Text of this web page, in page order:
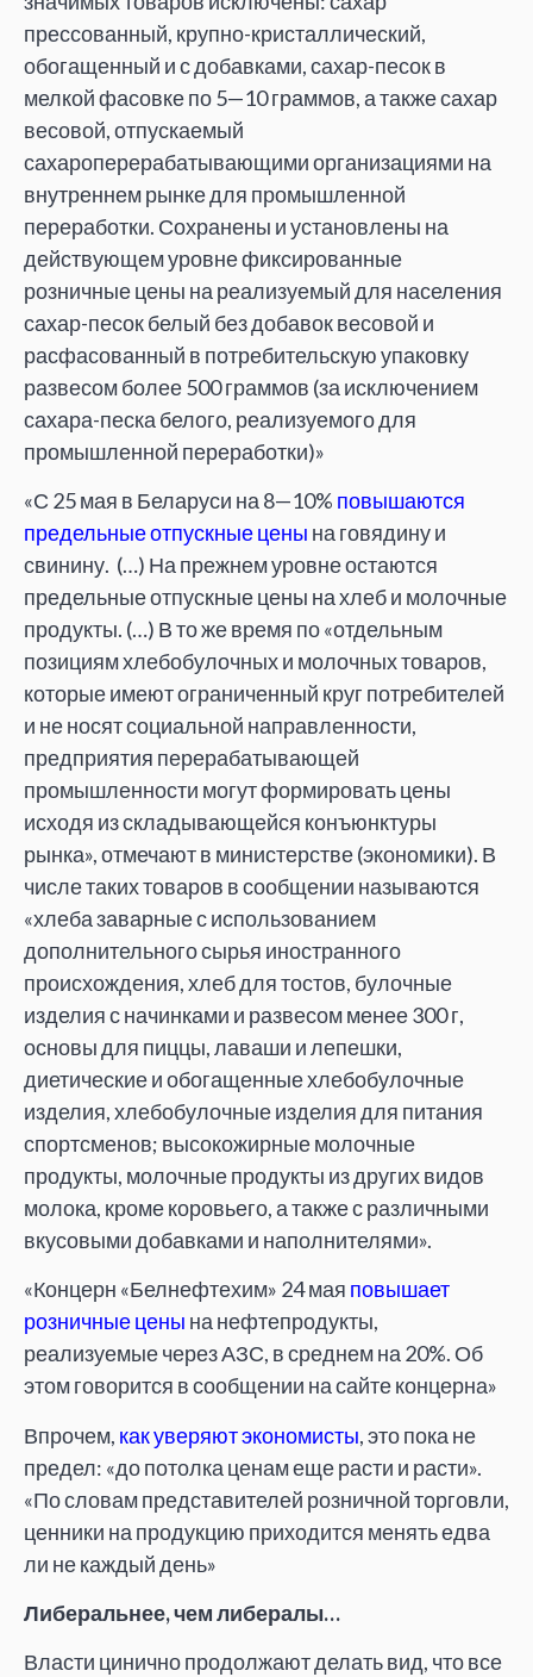
прессованный, крупно-кристаллический,
обогащенный и с добавками, сахар-песок в
мелкой фасовке по 5—10 граммов, а также сахар
весовой, отпускаемый
сахароперерабатывающими организациями на
внутреннем рынке для промышленной
переработки. Сохранены и установлены на
действующем уровне фиксированные
розничные цены на реализуемый для населения
сахар-песок белый без добавок весовой и
расфасованный в потребительскую упаковку
развесом более 500 граммов (за исключением
сахара-песка белого, реализуемого для
промышленной переработки)»
«С 25 мая в Беларуси на 8—10% повышаются
предельные отпускные цены на говядину и
свинину. (…) На прежнем уровне остаются
предельные отпускные цены на хлеб и молочные
продукты. (…) В то же время по «отдельным
позициям хлебобулочных и молочных товаров,
которые имеют ограниченный круг потребителей
и не носят социальной направленности,
предприятия перерабатывающей
промышленности могут формировать цены
исходя из складывающейся конъюнктуры
рынка», отмечают в министерстве (экономики). В
числе таких товаров в сообщении называются
«хлеба заварные с использованием
дополнительного сырья иностранного
происхождения, хлеб для тостов, булочные
изделия с начинками и развесом менее 300 г,
основы для пиццы, лаваши и лепешки,
диетические и обогащенные хлебобулочные
изделия, хлебобулочные изделия для питания
спортсменов; высокожирные молочные
продукты, молочные продукты из других видов
молока, кроме коровьего, а также с различными
вкусовыми добавками и наполнителями».
«Концерн «Белнефтехим» 24 мая повышает
розничные цены на нефтепродукты,
реализуемые через АЗС, в среднем на 20%. Об
этом говорится в сообщении на сайте концерна»
Впрочем, как уверяют экономисты, это пока не
предел: «до потолка ценам еще расти и расти».
«По словам представителей розничной торговли,
ценники на продукцию приходится менять едва
ли не каждый день»
Либеральнее, чем либералы…
Власти цинично продолжают делать вид, что все